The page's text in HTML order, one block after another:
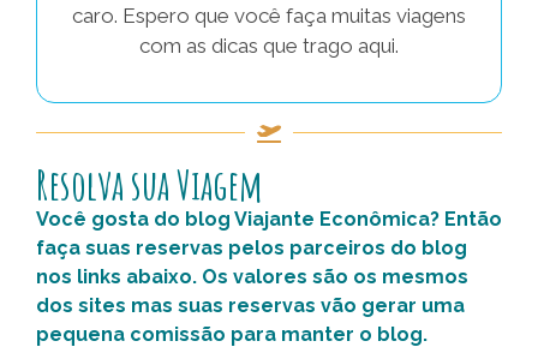
caro. Espero que você faça muitas viagens
com as dicas que trago aqui.
Resolva sua Viagem
Você gosta do blog Viajante Econômica? Então
faça suas reservas pelos parceiros do blog
nos links abaixo. Os valores são os mesmos
dos sites mas suas reservas vão gerar uma
pequena comissão para manter o blog.